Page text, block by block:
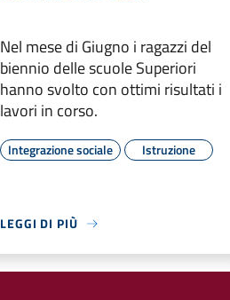
Nel mese di Giugno i ragazzi del
biennio delle scuole Superiori
hanno svolto con ottimi risultati i
lavori in corso.
Integrazione sociale Istruzione
LEGGI DI PIÙ